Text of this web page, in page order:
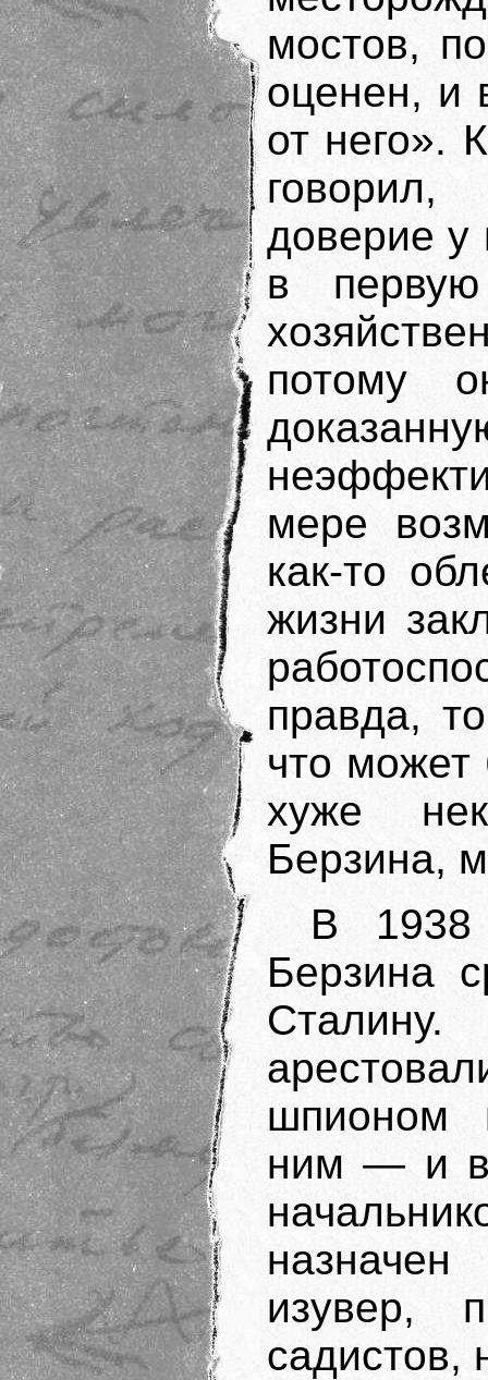
мостов,
оценен, и
от него».
доверие у
в
потому
мере
как-то
жизни
правда,
что
хуже
Берзина,
В 1938
Берзина
шпионом
ним — и
изувер,
садистов,